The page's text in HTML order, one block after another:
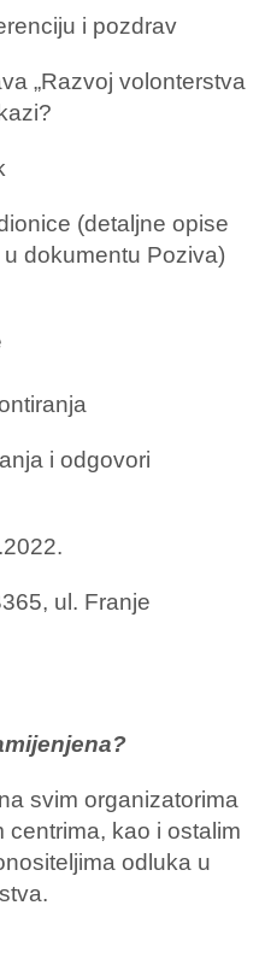
i pozdrav
„Razvoj volonterstva
(detaljne opise
dokumentu Poziva)
i odgovori
ul. Franje
svim organizatorima
centrima, kao i ostalim
odluka u